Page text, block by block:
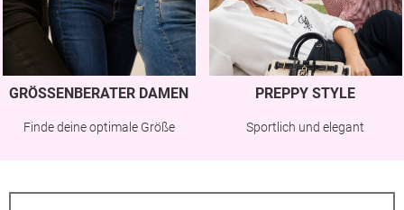
GRÖSSENBERATER DAMEN
Finde deine optimale Größe
PREPPY STYLE
Sportlich und elegant